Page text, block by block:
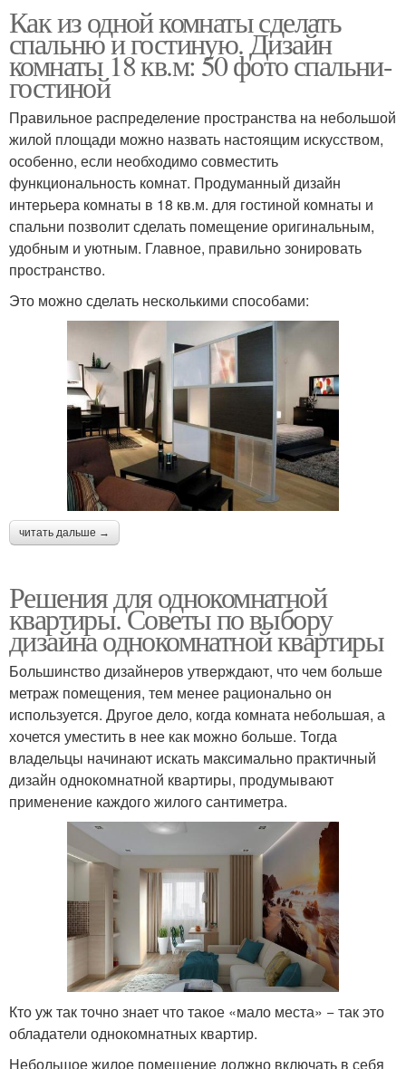
Как из одной комнаты сделать
спальню и гостиную. Дизайн
комнаты 18 кв.м: 50 фото спальни-
гостиной
Правильное распределение пространства на небольшой
жилой площади можно назвать настоящим искусством,
особенно, если необходимо совместить
функциональность комнат. Продуманный дизайн
интерьера комнаты в 18 кв.м. для гостиной комнаты и
спальни позволит сделать помещение оригинальным,
удобным и уютным. Главное, правильно зонировать
пространство.
Это можно сделать несколькими способами:
читать дальше →
Решения для однокомнатной
квартиры. Советы по выбору
дизайна однокомнатной квартиры
Большинство дизайнеров утверждают, что чем больше
метраж помещения, тем менее рационально он
используется. Другое дело, когда комната небольшая, а
хочется уместить в нее как можно больше. Тогда
владельцы начинают искать максимально практичный
дизайн однокомнатной квартиры, продумывают
применение каждого жилого сантиметра.
Кто уж так точно знает что такое «мало места» − так это
обладатели однокомнатных квартир.
Небольшое жилое помещение должно включать в себя